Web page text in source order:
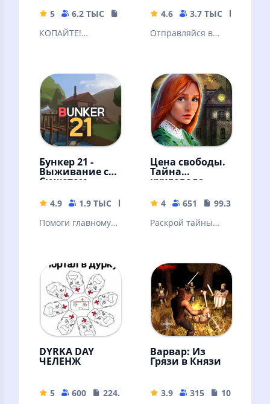
5 6.2 ТЫС
137.47 MB
КОПАЙТЕ!
СТРОЙТЕ!
4.6 3.7 ТЫС
Отправляйся в
Бункер 21 -
Выживание с
Сюжетом
4.9 1.9 ТЫС
211.44 MB
Помоги главному
пройди с ним все
квесты!
Цена свободы.
Тайна
кукловода
4 651
99.3 MB
Раскрой тайны
загадочных
обитателей!
DYRKA DAY
ЧЕЛЕНЖ
5 600
224.92 MB
Варвар: Из
Грязи в Князи
3.9 315
108.38 MB